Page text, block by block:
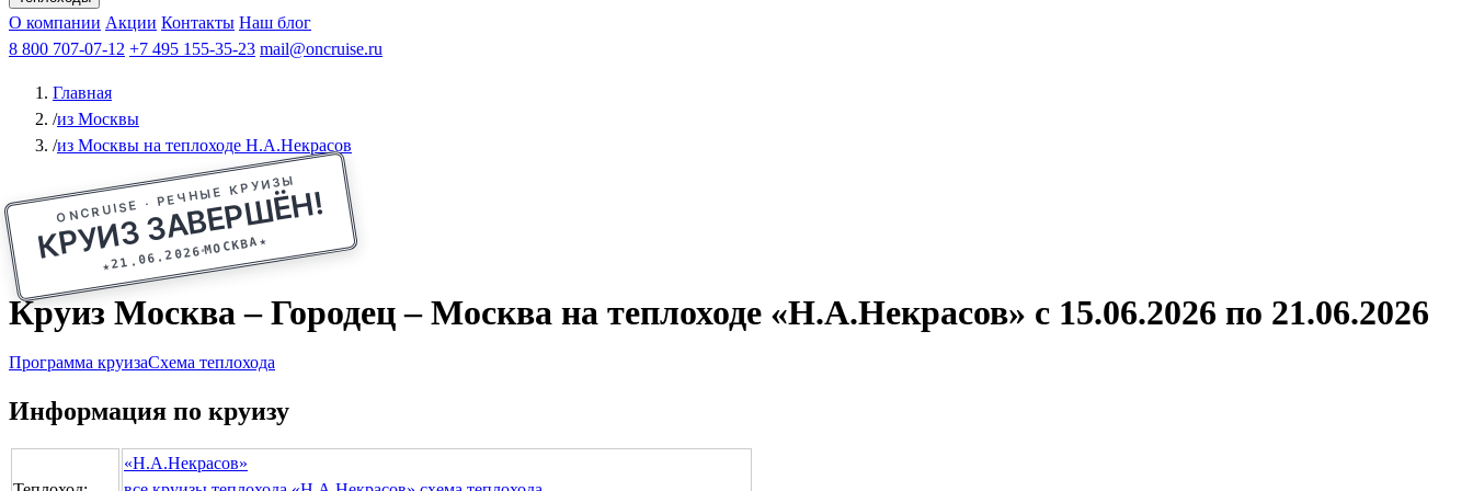
Афанасий Никитин Октябрьская революция
О компании Акции Контакты Наш блог
8 800 707-07-12 +7 495 155-35-23 mail@oncruise.ru
Главная
/из Москвы
/из Москвы на теплоходе Н.А.Некрасов
ONCRUISE · РЕЧНЫЕ КРУИЗЫ
КРУИЗ ЗАВЕРШЁН!
★21.06.2026МОСКВА★
Круиз Москва – Городец – Москва на теплоходе «Н.А.Некрасов» с 15.06.2026 по 21.06.2026
Программа круизаСхема теплохода
Информация по круизу
«Н.А.Некрасов»